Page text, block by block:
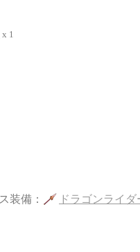
x 1
装備： ドラゴンライ